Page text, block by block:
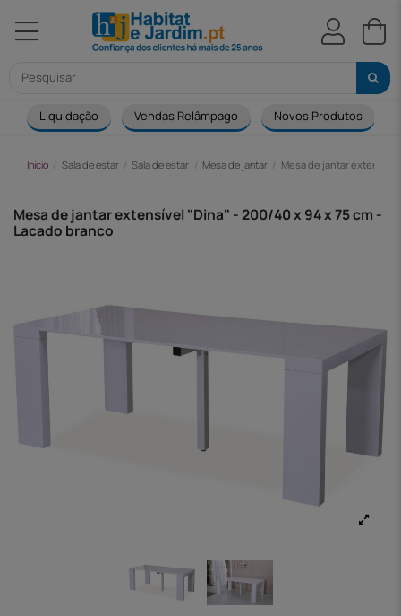
Liquidação Vendas Relâmpago Novos Produtos
Início Sala de estar Sala de estar Mesa de jantar Mesa de jantar
Mesa de jantar extensível "Dina" - 200/40 x 94 x 75 cm -
Lacado branco